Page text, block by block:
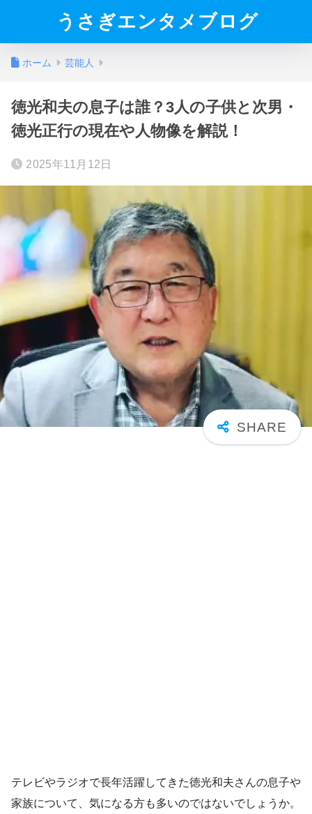
うさぎエンタメブログ
ホーム 芸能人
徳光和夫の息子は誰？3人の子供と次男・
徳光正行の現在や人物像を解説！
2025年11月12日
テレビやラジオで長年活躍してきた徳光和夫さんの息子や
家族について、気になる方も多いのではないでしょうか。